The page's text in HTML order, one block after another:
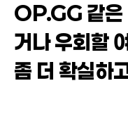
OP.GG 같은
거나 우회할
좀 더 확실하